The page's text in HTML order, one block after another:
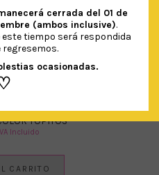
TOPITOS
IVA Incluido
CARRITO
cerrada del 01 de
(ambos inclusive).
tiempo será respondida
regresemos.
ocasionadas.